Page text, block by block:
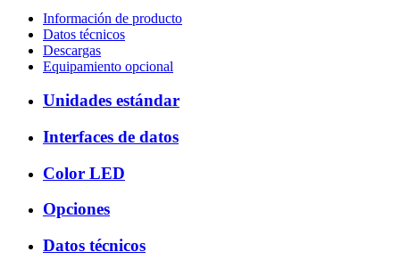
Información de producto
Datos técnicos
Descargas
Equipamiento opcional
Unidades estándar
Interfaces de datos
Color LED
Opciones
Datos técnicos